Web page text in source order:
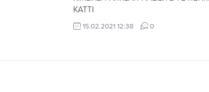
KATTI
15.02.2021 12:38 0